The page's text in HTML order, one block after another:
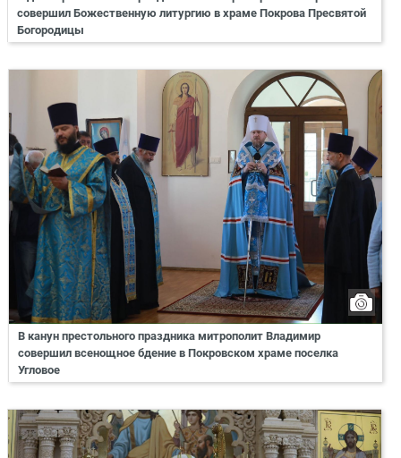
совершил Божественную литургию в храме Покрова Пресвятой
Богородицы
В канун престольного праздника митрополит Владимир
совершил всенощное бдение в Покровском храме поселка
Угловое